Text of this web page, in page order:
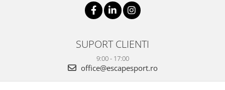
SUPORT CLIENTI
9:00 - 17:00
office@escapesport.ro